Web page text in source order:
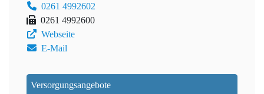
0261 4992602
0261 4992600
Webseite
E-Mail
Versorgungsangebote